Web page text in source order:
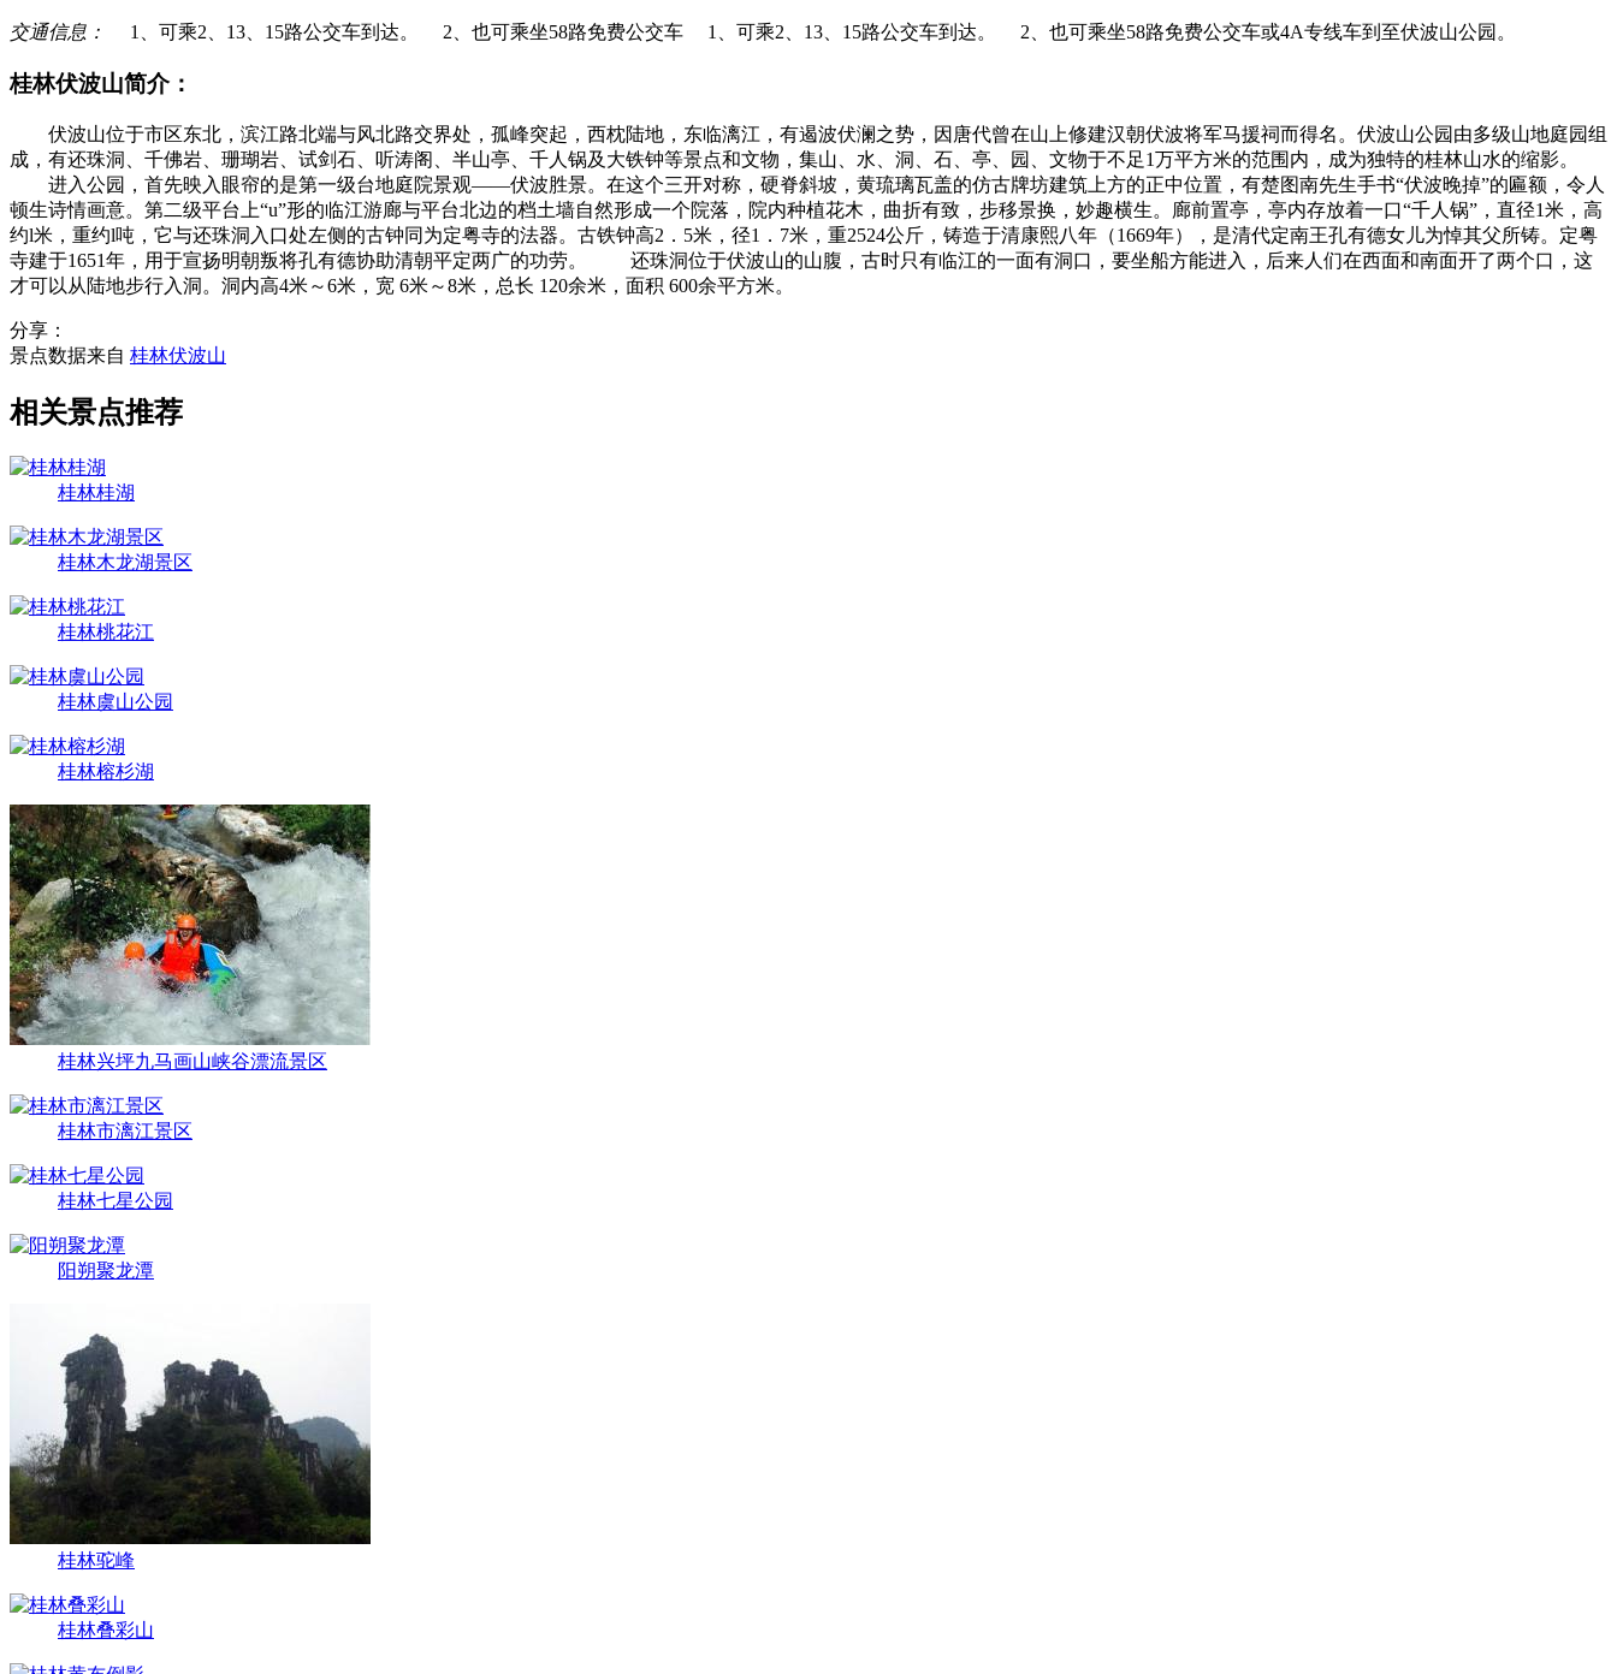
交通信息： 1、可乘2、13、15路公交车到达。 2、也可乘坐58路免费公交车 1、可乘2、13、15路公交车到达。 2、也可乘坐58路免费公交车或4A专线车到至伏波山公园。
桂林伏波山简介：
伏波山位于市区东北，滨江路北端与风北路交界处，孤峰突起，西枕陆地，东临漓江，有遏波伏澜之势，因唐代曾在山上修建汉朝伏波将军马援祠而得名。伏波山公园由多级山地庭园组
成，有还珠洞、千佛岩、珊瑚岩、试剑石、听涛阁、半山亭、千人锅及大铁钟等景点和文物，集山、水、洞、石、亭、园、文物于不足1万平方米的范围内，成为独特的桂林山水的缩影。
进入公园，首先映入眼帘的是第一级台地庭院景观——伏波胜景。在这个三开对称，硬脊斜坡，黄琉璃瓦盖的仿古牌坊建筑上方的正中位置，有楚图南先生手书“伏波晚掉”的匾额，令人
顿生诗情画意。第二级平台上“u”形的临江游廊与平台北边的档土墙自然形成一个院落，院内种植花木，曲折有致，步移景换，妙趣横生。廊前置亭，亭内存放着一口“千人锅”，直径1米，高
约l米，重约l吨，它与还珠洞入口处左侧的古钟同为定粤寺的法器。古铁钟高2．5米，径1．7米，重2524公斤，铸造于清康熙八年（1669年），是清代定南王孔有德女儿为悼其父所铸。定粤
寺建于1651年，用于宣扬明朝叛将孔有德协助清朝平定两广的功劳。 还珠洞位于伏波山的山腹，古时只有临江的一面有洞口，要坐船方能进入，后来人们在西面和南面开了两个口，这
才可以从陆地步行入洞。洞内高4米～6米，宽 6米～8米，总长 120余米，面积 600余平方米。
分享：
景点数据来自 桂林伏波山
相关景点推荐
桂林桂湖
桂林木龙湖景区
桂林桃花江
桂林虞山公园
桂林榕杉湖
桂林兴坪九马画山峡谷漂流景区
桂林市漓江景区
桂林七星公园
阳朔聚龙潭
桂林驼峰
桂林叠彩山